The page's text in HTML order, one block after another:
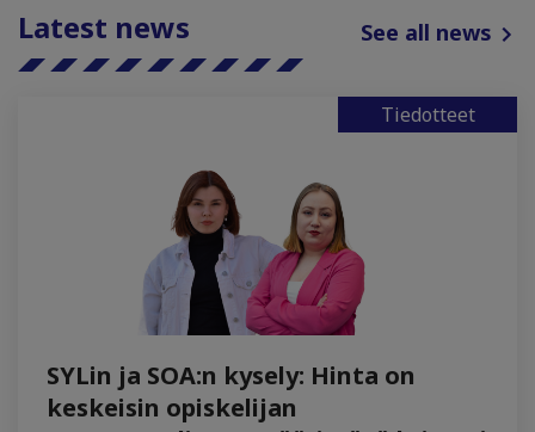
Latest news See all news
Tiedotteet
SYLin ja SOA:n kysely: Hinta on
keskeisin opiskelijan